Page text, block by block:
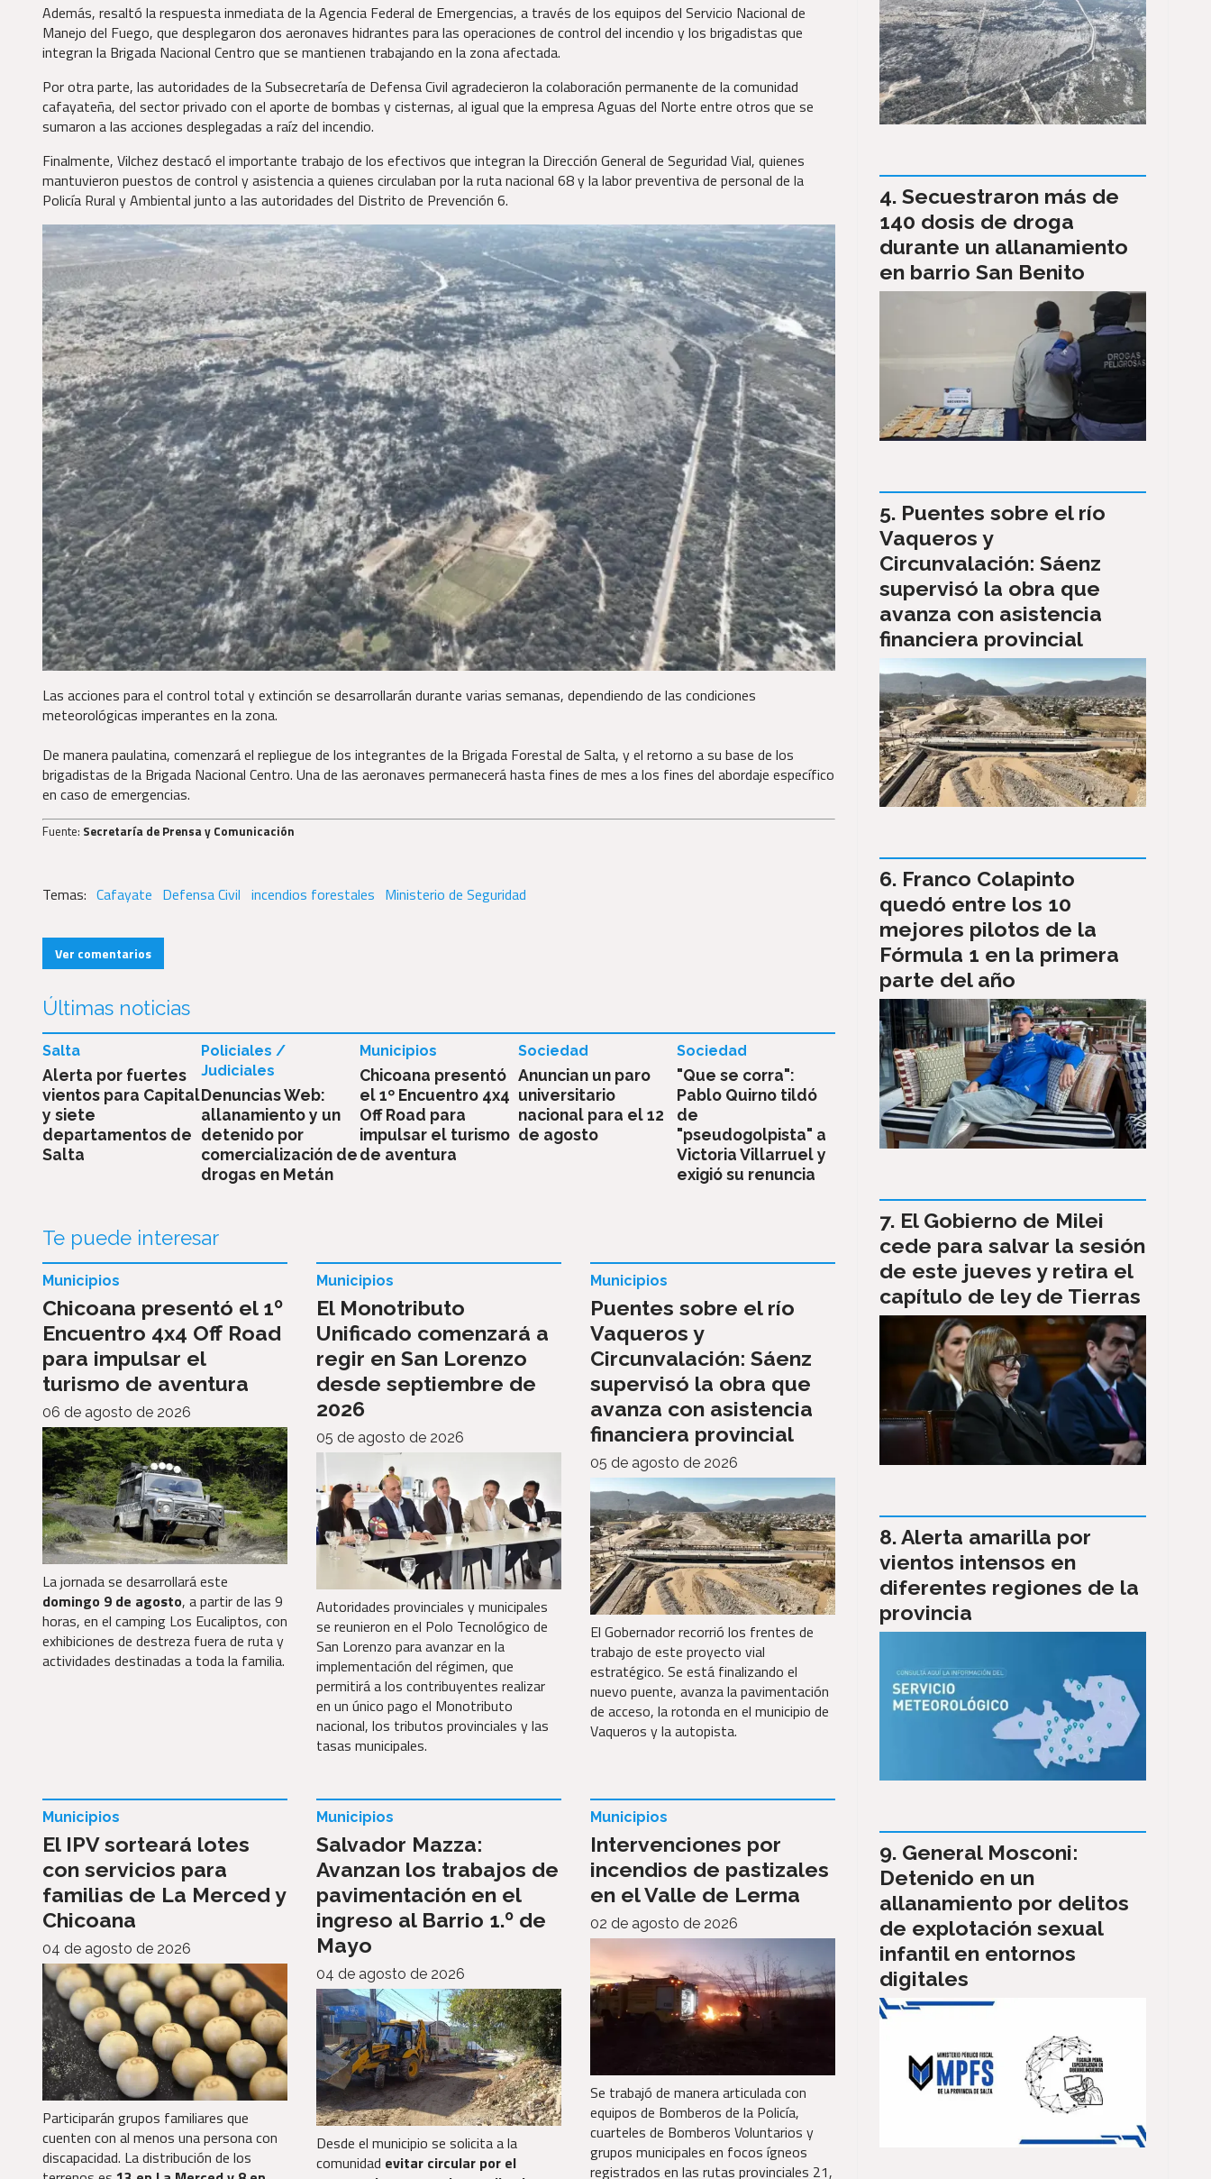
Además, resaltó la respuesta inmediata de la Agencia Federal de Emergencias, a través de los equipos del Servicio Nacional de
Manejo del Fuego, que desplegaron dos aeronaves hidrantes para las operaciones de control del incendio y los brigadistas que
integran la Brigada Nacional Centro que se mantienen trabajando en la zona afectada.
Por otra parte, las autoridades de la Subsecretaría de Defensa Civil agradecieron la colaboración permanente de la comunidad
cafayateña, del sector privado con el aporte de bombas y cisternas, al igual que la empresa Aguas del Norte entre otros que se
sumaron a las acciones desplegadas a raíz del incendio.
Finalmente, Vilchez destacó el importante trabajo de los efectivos que integran la Dirección General de Seguridad Vial, quienes
mantuvieron puestos de control y asistencia a quienes circulaban por la ruta nacional 68 y la labor preventiva de personal de la
Policía Rural y Ambiental junto a las autoridades del Distrito de Prevención 6.
Las acciones para el control total y extinción se desarrollarán durante varias semanas, dependiendo de las condiciones
meteorológicas imperantes en la zona.
De manera paulatina, comenzará el repliegue de los integrantes de la Brigada Forestal de Salta, y el retorno a su base de los
brigadistas de la Brigada Nacional Centro. Una de las aeronaves permanecerá hasta fines de mes a los fines del abordaje específico
en caso de emergencias.
Fuente: Secretaría de Prensa y Comunicación
Cafayate Defensa Civil incendios forestales Ministerio de Seguridad
Ver comentarios
Últimas noticias
Alerta por fuertes
vientos para Capital
y siete
departamentos de
Salta
Salta
Denuncias Web:
allanamiento y un
detenido por
comercialización de
drogas en Metán
Policiales /
Judiciales
Chicoana presentó
el 1º Encuentro 4x4
Off Road para
impulsar el turismo
de aventura
Municipios
Anuncian un paro
universitario
nacional para el 12
de agosto
Sociedad
"Que se corra":
Pablo Quirno tildó
de
"pseudogolpista" a
Victoria Villarruel y
exigió su renuncia
Sociedad
Te puede interesar
Chicoana presentó el 1º
Encuentro 4x4 Off Road
para impulsar el
turismo de aventura
Municipios
06 de agosto de 2026
La jornada se desarrollará este
domingo 9 de agosto, a partir de las 9
horas, en el camping Los Eucaliptos, con
exhibiciones de destreza fuera de ruta y
actividades destinadas a toda la familia.
El Monotributo
Unificado comenzará a
regir en San Lorenzo
desde septiembre de
2026
Municipios
05 de agosto de 2026
Autoridades provinciales y municipales
se reunieron en el Polo Tecnológico de
San Lorenzo para avanzar en la
implementación del régimen, que
permitirá a los contribuyentes realizar
en un único pago el Monotributo
nacional, los tributos provinciales y las
tasas municipales.
Puentes sobre el río
Vaqueros y
Circunvalación: Sáenz
supervisó la obra que
avanza con asistencia
financiera provincial
Municipios
05 de agosto de 2026
El Gobernador recorrió los frentes de
trabajo de este proyecto vial
estratégico. Se está finalizando el
nuevo puente, avanza la pavimentación
de acceso, la rotonda en el municipio de
Vaqueros y la autopista.
El IPV sorteará lotes
con servicios para
familias de La Merced y
Chicoana
Municipios
04 de agosto de 2026
Participarán grupos familiares que
cuenten con al menos una persona con
discapacidad. La distribución de los
Salvador Mazza:
Avanzan los trabajos de
pavimentación en el
ingreso al Barrio 1.º de
Mayo
Municipios
04 de agosto de 2026
Desde el municipio se solicita a la
comunidad evitar circular por el
Intervenciones por
incendios de pastizales
en el Valle de Lerma
Municipios
02 de agosto de 2026
Se trabajó de manera articulada con
equipos de Bomberos de la Policía,
cuarteles de Bomberos Voluntarios y
grupos municipales en focos ígneos
registrados en las rutas provinciales 21,
Secuestraron más de
140 dosis de droga
durante un allanamiento
en barrio San Benito
Puentes sobre el río
Vaqueros y
Circunvalación: Sáenz
supervisó la obra que
avanza con asistencia
financiera provincial
Franco Colapinto
quedó entre los 10
mejores pilotos de la
Fórmula 1 en la primera
parte del año
El Gobierno de Milei
cede para salvar la sesión
de este jueves y retira el
capítulo de ley de Tierras
Alerta amarilla por
vientos intensos en
diferentes regiones de la
provincia
General Mosconi:
Detenido en un
allanamiento por delitos
de explotación sexual
infantil en entornos
digitales